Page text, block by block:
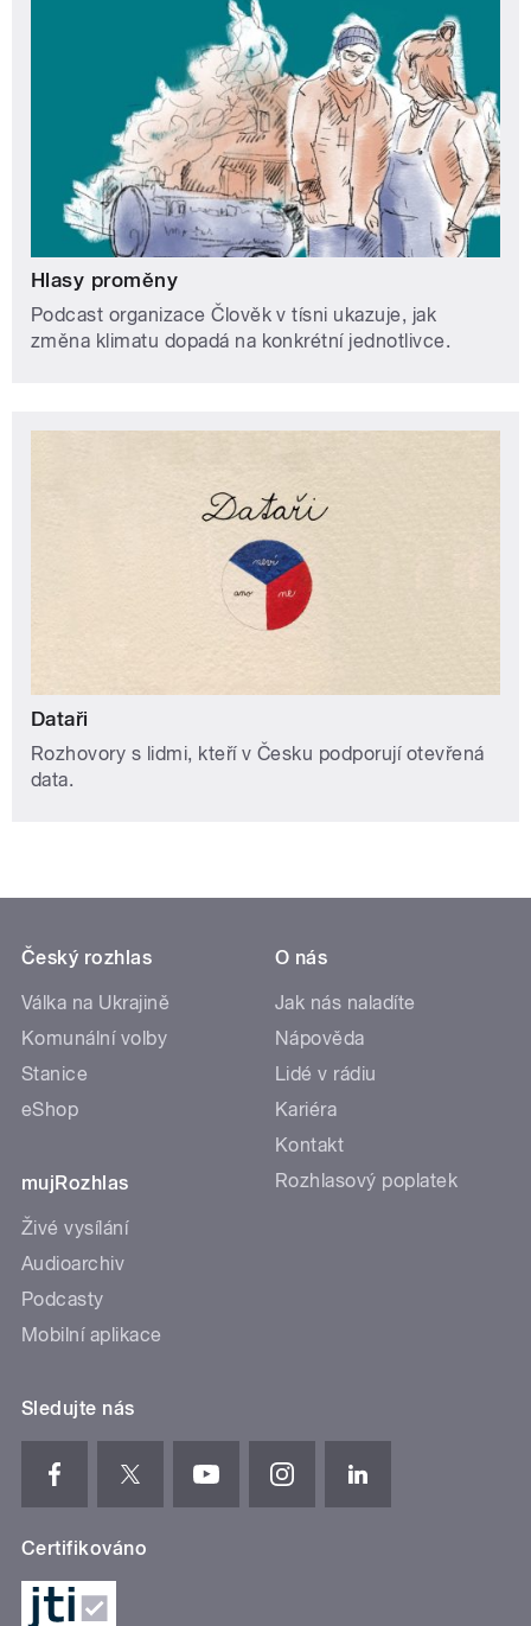
Hlasy proměny
Podcast organizace Člověk v tísni ukazuje, jak
změna klimatu dopadá na konkrétní jednotlivce.
Dataři
Rozhovory s lidmi, kteří v Česku podporují otevřená
data.
Český rozhlas
Válka na Ukrajině
Komunální volby
Stanice
eShop
mujRozhlas
Živé vysílání
Audioarchiv
Podcasty
Mobilní aplikace
O nás
Jak nás naladíte
Nápověda
Lidé v rádiu
Kariéra
Kontakt
Rozhlasový poplatek
Sledujte nás
Certifikováno